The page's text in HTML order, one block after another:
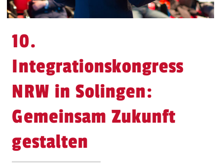
10.
Integrationskongress
NRW in Solingen:
Gemeinsam Zukunft
gestalten